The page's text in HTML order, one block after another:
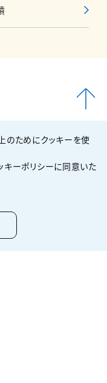
のためにクッキーを使
キーポリシーに同意いた